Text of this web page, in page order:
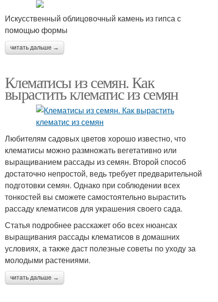
Искусственный облицовочный камень из гипса с
помощью формы
читать дальше →
Клематисы из семян. Как
вырастить клематис из семян
Любителям садовых цветов хорошо известно, что
клематисы можно размножать вегетативно или
выращиванием рассады из семян. Второй способ
достаточно непростой, ведь требует предварительной
подготовки семян. Однако при соблюдении всех
тонкостей вы сможете самостоятельно вырастить
рассаду клематисов для украшения своего сада.
Статья подробнее расскажет обо всех нюансах
выращивания рассады клематисов в домашних
условиях, а также даст полезные советы по уходу за
молодыми растениями.
читать дальше →